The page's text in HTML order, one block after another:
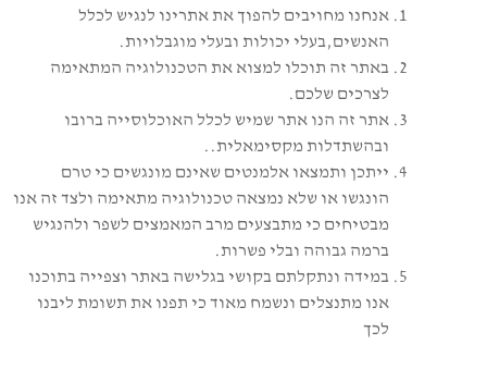
אנחנו מחויבים להפוך את אתרינו לנגיש לכלל
האנשים,בעלי יכולות ובעלי מוגבלויות.
באתר זה תוכלו למצוא את הטכנולוגיה המתאימה
לצרכים שלכם.
אתר זה הנו אתר שמיש לכלל האוכלוסייה ברובו
ובהשתדלות מקסימאלית..
ייתכן ותמצאו אלמנטים שאינם מונגשים כי טרם
הונגשו או שלא נמצאה טכנולוגיה מתאימה ולצד זה אנו
מבטיחים כי מתבצעים מרב המאמצים לשפר ולהנגיש
ברמה גבוהה ובלי פשרות.
במידה ונתקלתם בקושי בגלישה באתר וצפייה בתוכנו
אנו מתנצלים ונשמח מאוד כי תפנו את תשומת ליבנו
לכך